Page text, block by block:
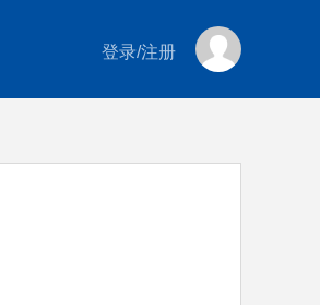
登录/注册